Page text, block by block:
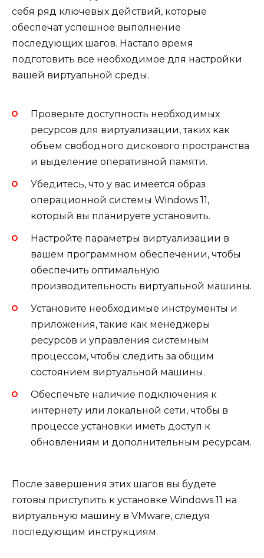
себя ряд ключевых действий, которые
обеспечат успешное выполнение
последующих шагов. Настало время
подготовить все необходимое для настройки
вашей виртуальной среды.
Проверьте доступность необходимых
ресурсов для виртуализации, таких как
объем свободного дискового пространства
и выделение оперативной памяти.
Убедитесь, что у вас имеется образ
операционной системы Windows 11,
который вы планируете установить.
Настройте параметры виртуализации в
вашем программном обеспечении, чтобы
обеспечить оптимальную
производительность виртуальной машины.
Установите необходимые инструменты и
приложения, такие как менеджеры
ресурсов и управления системным
процессом, чтобы следить за общим
состоянием виртуальной машины.
Обеспечьте наличие подключения к
интернету или локальной сети, чтобы в
процессе установки иметь доступ к
обновлениям и дополнительным ресурсам.
После завершения этих шагов вы будете
готовы приступить к установке Windows 11 на
виртуальную машину в VMware, следуя
последующим инструкциям.